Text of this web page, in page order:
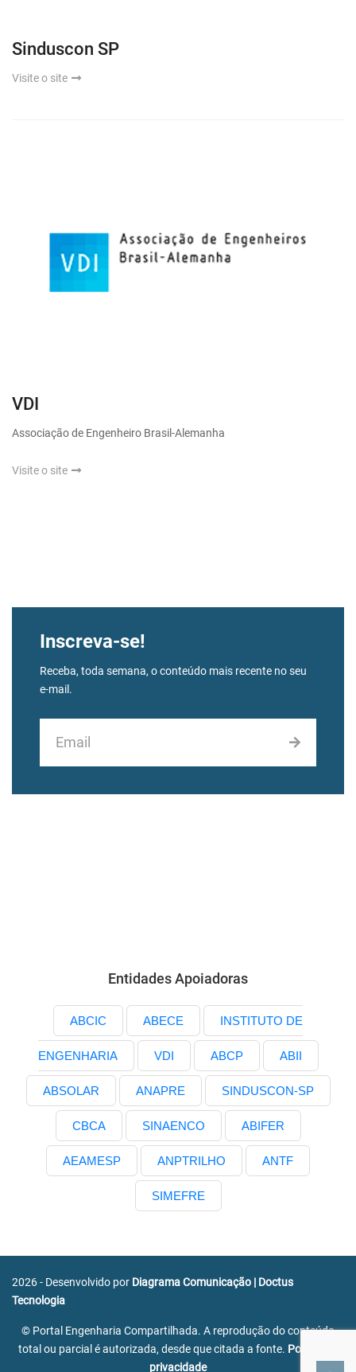
Sinduscon SP
Visite o site
VDI
Associação de Engenheiro Brasil-Alemanha
Visite o site
Inscreva-se!
Receba, toda semana, o conteúdo mais recente no seu
e-mail.
Entidades Apoiadoras
ABCIC ABECE INSTITUTO DE
ENGENHARIA VDI ABCP ABII
ABSOLAR ANAPRE SINDUSCON-SP
CBCA SINAENCO ABIFER
AEAMESP ANPTRILHO ANTF
SIMEFRE
2026 - Desenvolvido por Diagrama Comunicação | Doctus
Tecnologia
© Portal Engenharia Compartilhada. A reprodução do conteúdo
total ou parcial é autorizada, desde que citada a fonte. Política de
privacidade